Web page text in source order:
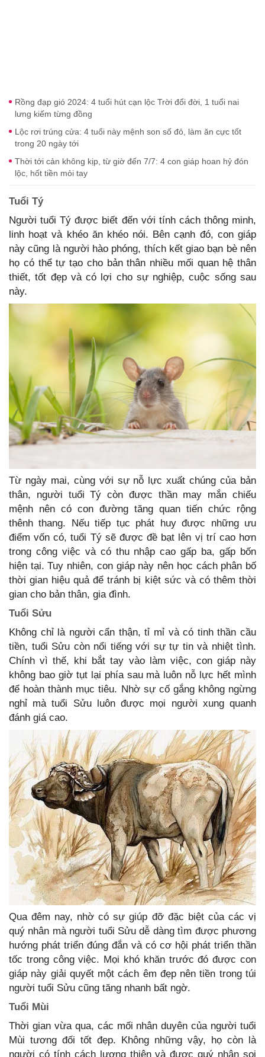
Rồng đạp gió 2024: 4 tuổi hút cạn lộc Trời đổi đời, 1 tuổi nai
lưng kiếm từng đồng
Lộc rơi trúng cửa: 4 tuổi này mệnh son số đỏ, làm ăn cực tốt
trong 20 ngày tới
Thời tới cản không kịp, từ giờ đến 7/7: 4 con giáp hoan hỷ đón
lộc, hốt tiền mỏi tay
Tuổi Tý
Người tuổi Tý được biết đến với tính cách thông minh,
linh hoạt và khéo ăn khéo nói. Bên cạnh đó, con giáp
này cũng là người hào phóng, thích kết giao bạn bè nên
họ có thể tự tạo cho bản thân nhiều mối quan hệ thân
thiết, tốt đẹp và có lợi cho sự nghiệp, cuộc sống sau
này.
Từ ngày mai, cùng với sự nỗ lực xuất chúng của bản
thân, người tuổi Tý còn được thần may mắn chiếu
mệnh nên có con đường tăng quan tiến chức rộng
thênh thang. Nếu tiếp tục phát huy được những ưu
điểm vốn có, tuổi Tý sẽ được đề bạt lên vị trí cao hơn
trong công việc và có thu nhập cao gấp ba, gấp bốn
hiện tại. Tuy nhiên, con giáp này nên học cách phân bố
thời gian hiệu quả để tránh bị kiệt sức và có thêm thời
gian cho bản thân, gia đình.
Tuổi Sửu
Không chỉ là người cẩn thận, tỉ mỉ và có tinh thần cầu
tiền, tuổi Sửu còn nổi tiếng với sự tự tin và nhiệt tình.
Chính vì thế, khi bắt tay vào làm việc, con giáp này
không bao giờ tụt lại phía sau mà luôn nỗ lực hết mình
để hoàn thành mục tiêu. Nhờ sự cố gắng không ngừng
nghỉ mà tuổi Sửu luôn được mọi người xung quanh
đánh giá cao.
Qua đêm nay, nhờ có sự giúp đỡ đặc biệt của các vị
quý nhân mà người tuổi Sửu dễ dàng tìm được phương
hướng phát triển đúng đắn và có cơ hội phát triển thần
tốc trong công việc. Mọi khó khăn trước đó được con
giáp này giải quyết một cách êm đẹp nên tiền trong túi
người tuổi Sửu cũng tăng nhanh bất ngờ.
Tuổi Mùi
Thời gian vừa qua, các mối nhân duyên của người tuổi
Mùi tương đối tốt đẹp. Không những vậy, họ còn là
người có tính cách lương thiện và được quý nhân soi